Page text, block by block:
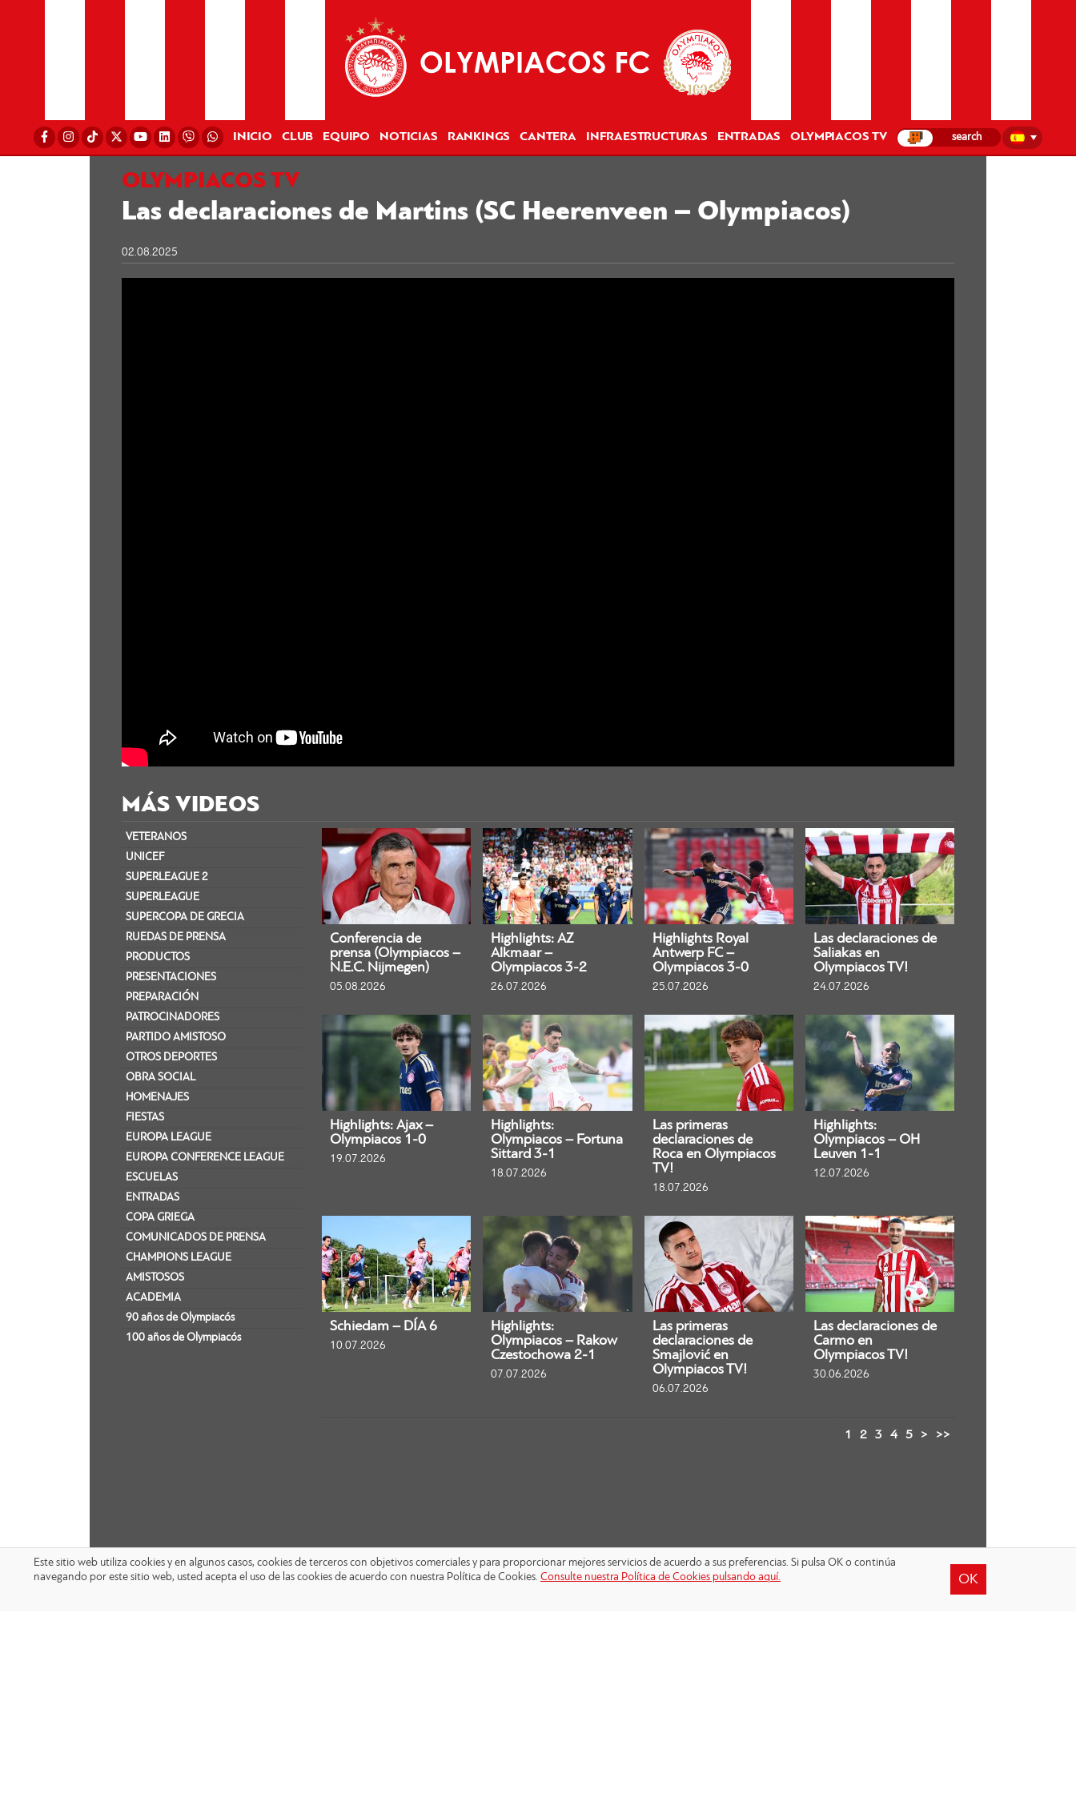
INICIO CLUB EQUIPO NOTICIAS RANKINGS CANTERA INFRAESTRUCTURAS ENTRADAS OLYMPIACOS TV
OLYMPIACOS TV
Las declaraciones de Martins (SC Heerenveen – Olympiacos)
02.08.2025
MÁS VIDEOS
VETERANOS
UNICEF
SUPERLEAGUE 2
SUPERLEAGUE
SUPERCOPA DE GRECIA​
RUEDAS DE PRENSA
PRODUCTOS
PRESENTACIONES
PREPARACIÓN
PATROCINADORES
PARTIDO AMISTOSO
OTROS DEPORTES
OBRA SOCIAL
HOMENAJES
FIESTAS
EUROPA LEAGUE
EUROPA CONFERENCE LEAGUE
ESCUELAS
ENTRADAS
COPA GRIEGA
COMUNICADOS DE PRENSA
CHAMPIONS LEAGUE
AMISTOSOS
ACADEMIA
90 años de Olympiacós
100 años de Olympiacós
Conferencia de
prensa (Olympiacos –
N.E.C. Nijmegen)
05.08.2026
Highlights: AZ
Alkmaar –
Olympiacos 3-2
26.07.2026
Highlights Royal
Antwerp FC –
Olympiacos 3-0
25.07.2026
Las declaraciones de
Saliakas en
Olympiacos TV!
24.07.2026
Highlights: Ajax –
Olympiacos 1-0
19.07.2026
Highlights:
Olympiacos – Fortuna
Sittard 3-1
18.07.2026
Las primeras
declaraciones de
Roca en Olympiacos
TV!
18.07.2026
Highlights:
Olympiacos – OH
Leuven 1-1
12.07.2026
Schiedam – DÍA 6
10.07.2026
Highlights:
Olympiacos – Rakow
Czestochowa 2-1
07.07.2026
Las primeras
declaraciones de
Smajlović en
Olympiacos TV!
06.07.2026
Las declaraciones de
Carmo en
Olympiacos TV!
30.06.2026
1 2 3 4 5 > >>
Este sitio web utiliza cookies y en algunos casos, cookies de terceros con objetivos comerciales y para proporcionar mejores servicios de acuerdo a sus preferencias. Si pulsa OK o continúa
navegando por este sitio web, usted acepta el uso de las cookies de acuerdo con nuestra Política de Cookies. Consulte nuestra Política de Cookies pulsando aquí. OK